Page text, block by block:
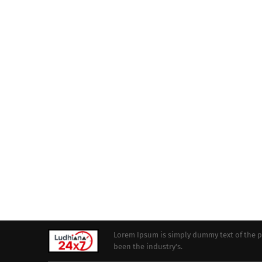
Lorem Ipsum is simply dummy text of the
been the industry's.